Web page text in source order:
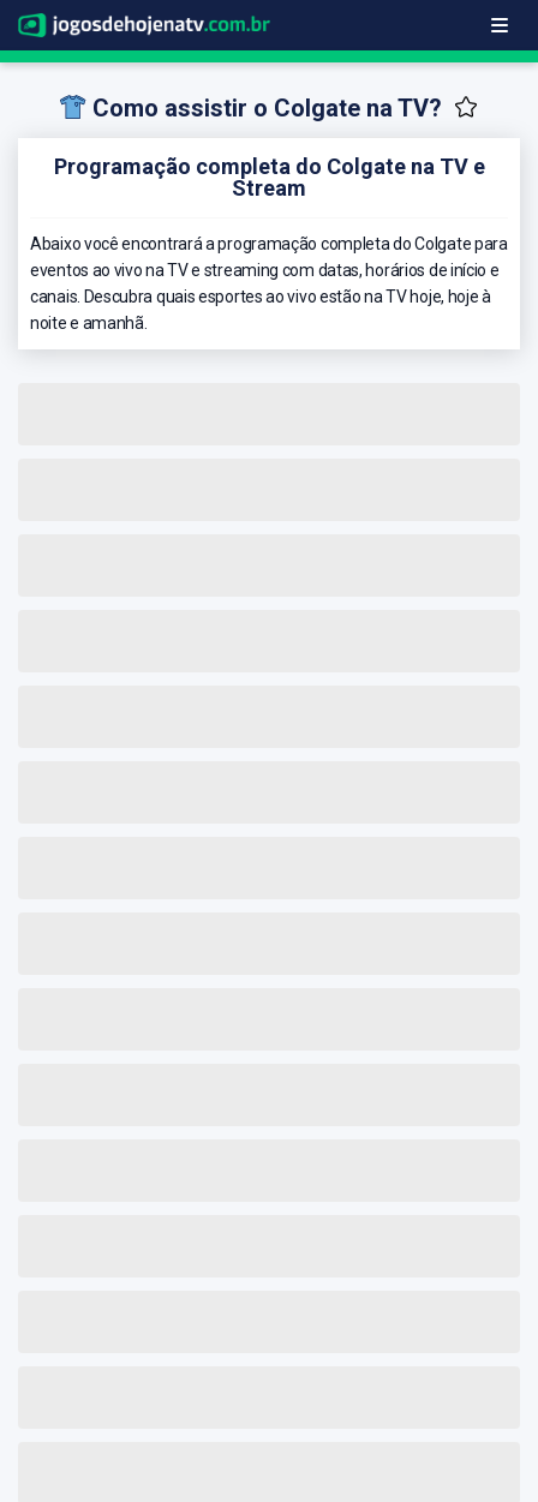
Como assistir o Colgate na TV?
Programação completa do Colgate na TV e
Stream
Abaixo você encontrará a programação completa do Colgate para
eventos ao vivo na TV e streaming com datas, horários de início e
canais. Descubra quais esportes ao vivo estão na TV hoje, hoje à
noite e amanhã.